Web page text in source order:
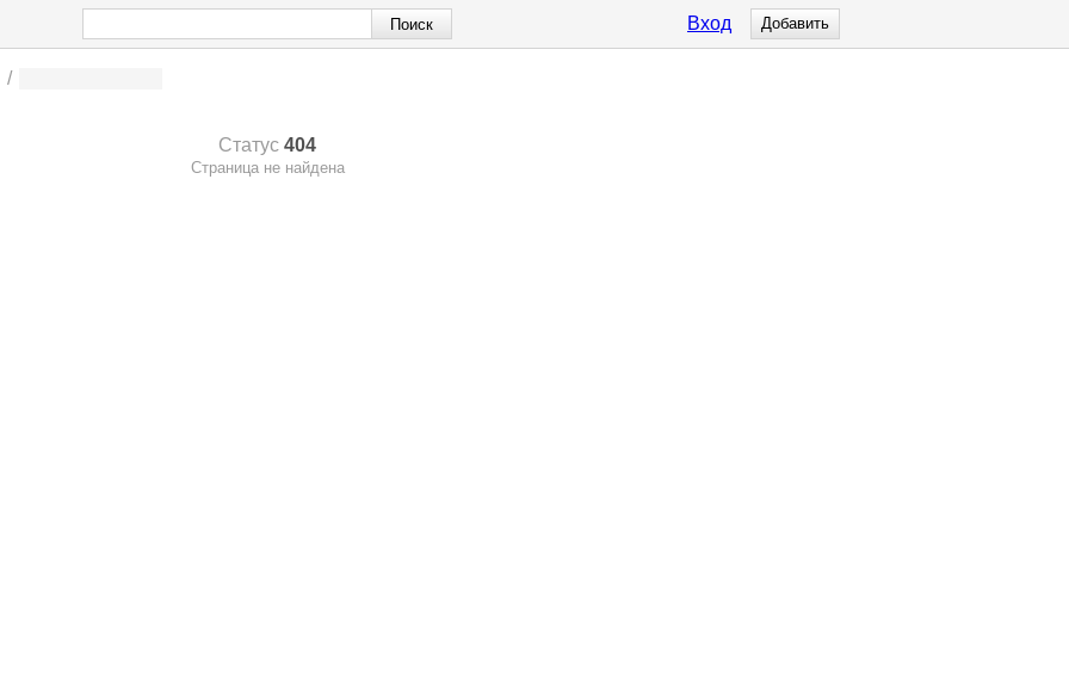
Вход Добавить
/
Статус 404
Страница не найдена